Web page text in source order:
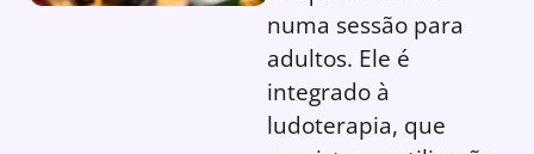
numa sessão para
adultos. Ele é
integrado à
ludoterapia, que